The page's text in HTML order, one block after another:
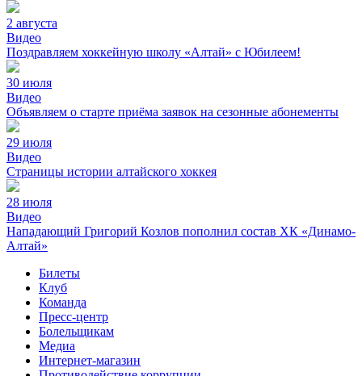
2 августа
Видео
Поздравляем хоккейную школу «Алтай» с Юбилеем!
30 июля
Видео
Объявляем о старте приёма заявок на сезонные абонементы
29 июля
Видео
Страницы истории алтайского хоккея
28 июля
Видео
Нападающий Григорий Козлов пополнил состав ХК «Динамо-
Алтай»
Билеты
Клуб
Команда
Пресс-центр
Болельщикам
Медиа
Интернет-магазин